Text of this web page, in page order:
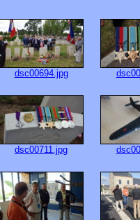
dsc00694.jpg
dsc00711.jpg